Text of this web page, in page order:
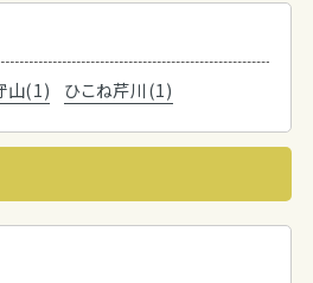
山(1) ひこね芹川(1)